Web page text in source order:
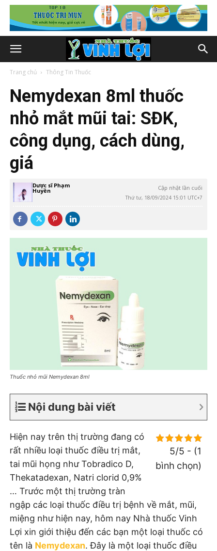
Trang chủ Thông Tin Thuốc
Nemydexan 8ml thuốc
nhỏ mắt mũi tai: SĐK,
công dụng, cách dùng,
giá
Dược sĩ Phạm
Huyền Cập nhật lần cuối
Thứ tư, 18/09/2024 15:01 UTC+7
Thuốc nhỏ mũi Nemydexan 8ml
Nội dung bài viết
5/5 - (1
bình chọn)
Hiện nay trên thị trường đang có
rất nhiều loại thuốc điều trị mắt,
tai mũi họng như Tobradico D,
Thekatadexan, Natri clorid 0,9%
… Trước một thị trường tràn
ngập các loại thuốc điều trị bệnh về mắt, mũi,
miệng như hiện nay, hôm nay Nhà thuốc Vinh
Lợi xin giới thiệu đến các bạn một loại thuốc có
tên là Nemydexan. Đây là một loại thuốc điều